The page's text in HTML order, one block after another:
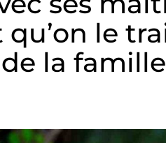
le
la famille